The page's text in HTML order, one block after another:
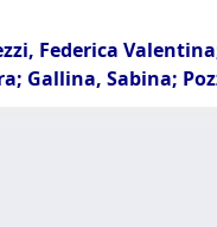
Federica
Gallina, Sabina;